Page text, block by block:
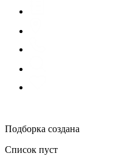
Подборка создана
Список пуст